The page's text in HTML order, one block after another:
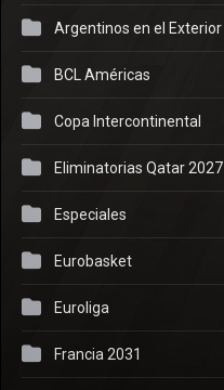
Argentinos en el Exterior
BCL Américas
Copa Intercontinental
Eliminatorias Qatar 2027
Especiales
Eurobasket
Euroliga
Francia 2031